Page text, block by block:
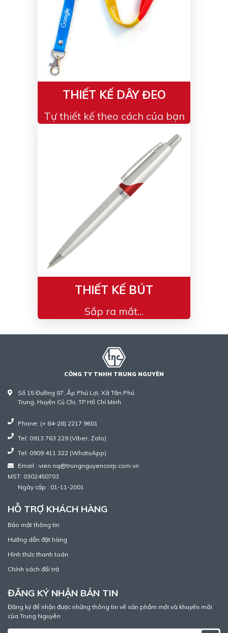
THIẾT KẾ DÂY ĐEO
Tự thiết kế theo cách của bạn
THIẾT KẾ BÚT
Sắp ra mắt...
CÔNG TY TNHH TRUNG NGUYÊN
Số 15 Đường 87, Ấp Phú Lợi, Xã Tân Phú
Trung, Huyện Củ Chi, TP.Hồ Chí Minh
Phone: (+ 84-28) 2217 9601
Tel: 0913 763 229 (Viber, Zalo)
Tel: 0909 411 322 (WhatsApp)
Email : vien.nq@trungnguyencorp.com.vn
MST: 0302450703
Ngày cấp : 01-11-2001
HỖ TRỢ KHÁCH HÀNG
Bảo mật thông tin
Hướng dẫn đặt hàng
Hình thức thanh toán
Chính sách đổi trả
ĐĂNG KÝ NHẬN BẢN TIN
Đăng ký để nhận được những thông tin về sản phẩm mới và khuyến mãi
của Trung Nguyên